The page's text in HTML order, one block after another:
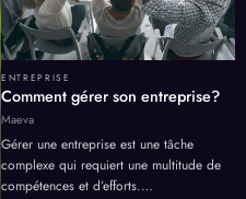
ENTREPRISE
Comment gérer son entreprise?
Maeva
Gérer une entreprise est une tâche
complexe qui requiert une multitude de
compétences et d’efforts.…